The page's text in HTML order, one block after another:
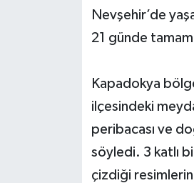
Nevşehir’de
21 günde
Kapadokya
ilçesindeki
peribacası ve
söyledi. 3 katlı
çizdiği